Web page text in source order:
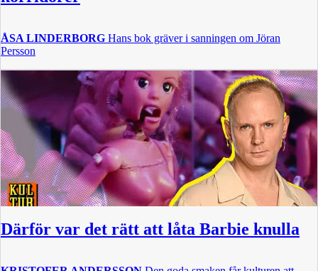
ÅSA LINDERBORG Hans bok gräver i sanningen om Jöran
Persson
Därför var det rätt att låta Barbie knulla